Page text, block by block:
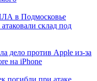
в Подмосковье
склад под
дело против Apple из-за
на iPhone
погибли при атаке